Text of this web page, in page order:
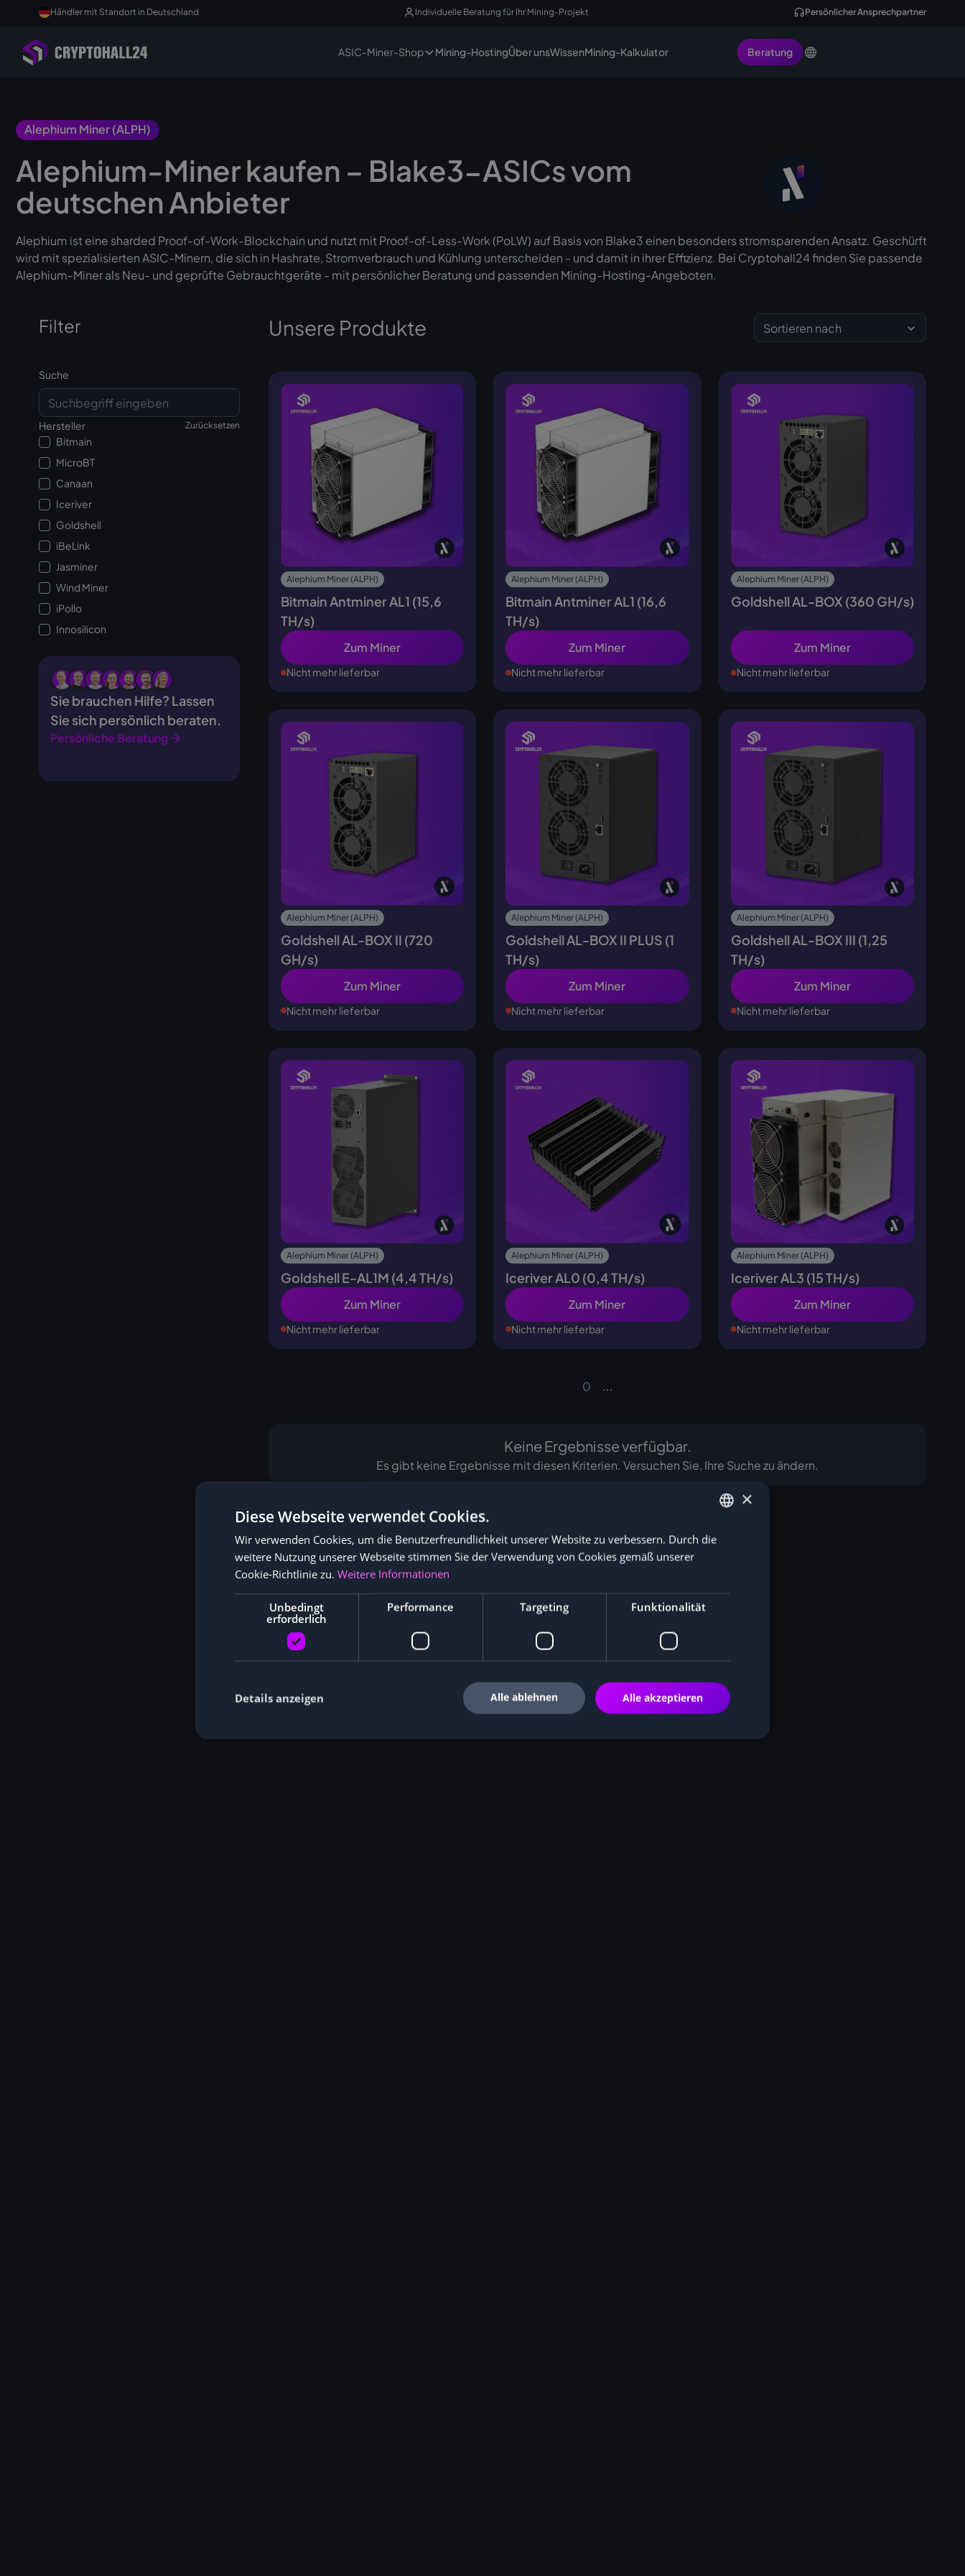
Händler mit Standort in Deutschland Individuelle Beratung für Ihr Mining-Projekt Persönlicher Ansprechpartner
ASIC-Miner-Shop Mining-HostingÜber unsWissenMining-Kalkulator Beratung
Alephium-Miner kaufen – Blake3-ASICs vom
deutschen Anbieter
Alephium ist eine sharded Proof-of-Work-Blockchain und nutzt mit Proof-of-Less-Work (PoLW) auf Basis von Blake3 einen besonders stromsparenden Ansatz. Geschürft
wird mit spezialisierten ASIC-Minern, die sich in Hashrate, Stromverbrauch und Kühlung unterscheiden - und damit in ihrer Effizienz. Bei Cryptohall24 finden Sie passende
Alephium-Miner als Neu- und geprüfte Gebrauchtgeräte - mit persönlicher Beratung und passenden Mining-Hosting-Angeboten.
Alephium Miner (ALPH)
Filter
Suche
Hersteller Zurücksetzen
Bitmain
MicroBT
Canaan
Iceriver
Goldshell
iBeLink
Jasminer
Wind Miner
iPollo
Innosilicon
Sie brauchen Hilfe? Lassen
Sie sich persönlich beraten.
Persönliche Beratung
Unsere Produkte Sortieren nach
Alephium Miner (ALPH)
Bitmain Antminer AL1 (15,6
TH/s)
Zum Miner
Nicht mehr lieferbar
Alephium Miner (ALPH)
Bitmain Antminer AL1 (16,6
TH/s)
Zum Miner
Nicht mehr lieferbar
Alephium Miner (ALPH)
Goldshell AL-BOX (360 GH/s)
Zum Miner
Nicht mehr lieferbar
Alephium Miner (ALPH)
Goldshell AL-BOX II (720
GH/s)
Zum Miner
Nicht mehr lieferbar
Alephium Miner (ALPH)
Goldshell AL-BOX II PLUS (1
TH/s)
Zum Miner
Nicht mehr lieferbar
Alephium Miner (ALPH)
Goldshell AL-BOX III (1,25
TH/s)
Zum Miner
Nicht mehr lieferbar
Alephium Miner (ALPH)
Goldshell E-AL1M (4,4 TH/s)
Zum Miner
Nicht mehr lieferbar
Alephium Miner (ALPH)
Iceriver AL0 (0,4 TH/s)
Zum Miner
Nicht mehr lieferbar
Alephium Miner (ALPH)
Iceriver AL3 (15 TH/s)
Zum Miner
Nicht mehr lieferbar
0 ...
Keine Ergebnisse verfügbar.
Es gibt keine Ergebnisse mit diesen Kriterien. Versuchen Sie, Ihre Suche zu ändern.
GERMAN
×
Diese Webseite verwendet Cookies.
Wir verwenden Cookies, um die Benutzerfreundlichkeit unserer Website zu verbessern. Durch die
weitere Nutzung unserer Webseite stimmen Sie der Verwendung von Cookies gemäß unserer
Cookie-Richtlinie zu. Weitere Informationen
Unbedingt
erforderlich
Performance Targeting Funktionalität
Alle akzeptieren
Alle ablehnen
Details anzeigen